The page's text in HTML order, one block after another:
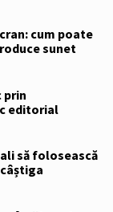
cum poate
sunet
prin
editorial
să folosească